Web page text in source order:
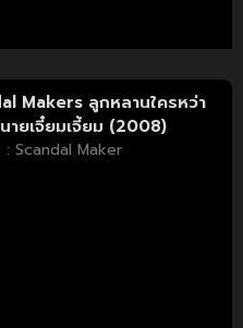
Makers ลูกหลานใครหว่า
ายเจี๋ยมเจี้ยม (2008)
: Scandal Maker